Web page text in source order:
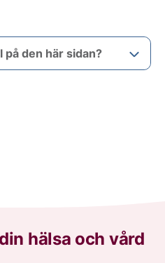
den här sidan?
hälsa och vård